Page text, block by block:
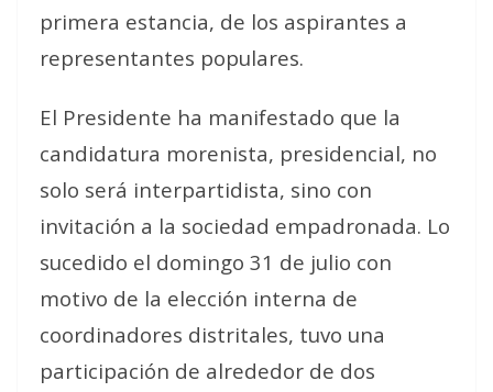
primera estancia, de los aspirantes a
representantes populares.
El Presidente ha manifestado que la
candidatura morenista, presidencial, no
solo será interpartidista, sino con
invitación a la sociedad empadronada. Lo
sucedido el domingo 31 de julio con
motivo de la elección interna de
coordinadores distritales, tuvo una
participación de alrededor de dos